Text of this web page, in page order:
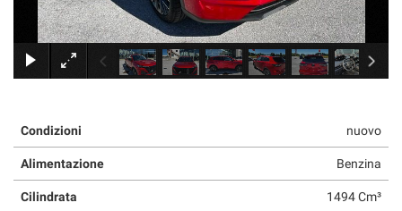
×
Condizioni nuovo
Alimentazione Benzina
Cilindrata 1494 Cm³
tracciamento
che
adottiamo
per
offrire
e
svolgere
le
attività
di